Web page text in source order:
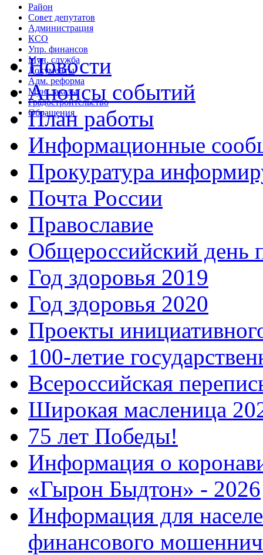
Район
Совет депутатов
Администрация
КСО
Упр. финансов
Мун. служба
Документы
Адм. реформа
Мун. заказы
Градостроительство
Обращения
Новости
Анонсы событий
План работы
Информационные
Прокуратура
Почта России
Православие
Общероссийский день
Год здоровья 2019
Год здоровья 2020
Проекты
100-летие
Всероссийская
Широкая масленица
75 лет Победы!
Информация о
«Гырон Быдтон» - 2026
Информация для
финансового